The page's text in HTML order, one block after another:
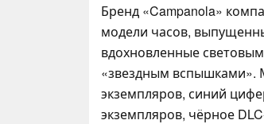
Бренд «Campanola»
модели часов,
вдохновленные
«звездным вспышками».
экземпляров, синий
экземпляров, чёрное